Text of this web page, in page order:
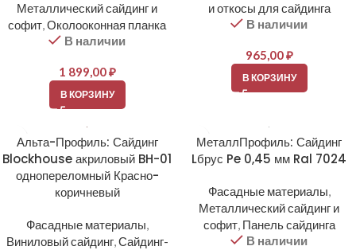
Металлический сайдинг и
софит,Околооконная планка
В наличии
1 899,00₽
В КОРЗИНУ
и откосы для сайдинга
В наличии
965,00₽
В КОРЗИНУ
Альта-Профиль: Сайдинг
Blockhouse акриловый BH-01
однопереломный Красно-
коричневый
Фасадные материалы,
Виниловый сайдинг,Сайдинг-
МеталлПрофиль: Сайдинг
Lбрус Pe 0,45 мм Ral 7024
Фасадные материалы,
Металлический сайдинг и
софит, Панель сайдинга
В наличии